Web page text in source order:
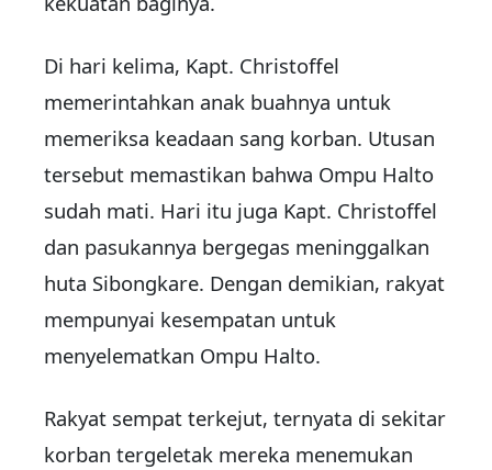
Di hari kelima, Kapt. Christoffel
memerintahkan anak buahnya untuk
memeriksa keadaan sang korban. Utusan
tersebut memastikan bahwa Ompu Halto
sudah mati. Hari itu juga Kapt. Christoffel
dan pasukannya bergegas meninggalkan
huta Sibongkare. Dengan demikian, rakyat
mempunyai kesempatan untuk
menyelematkan Ompu Halto.
Rakyat sempat terkejut, ternyata di sekitar
korban tergeletak mereka menemukan